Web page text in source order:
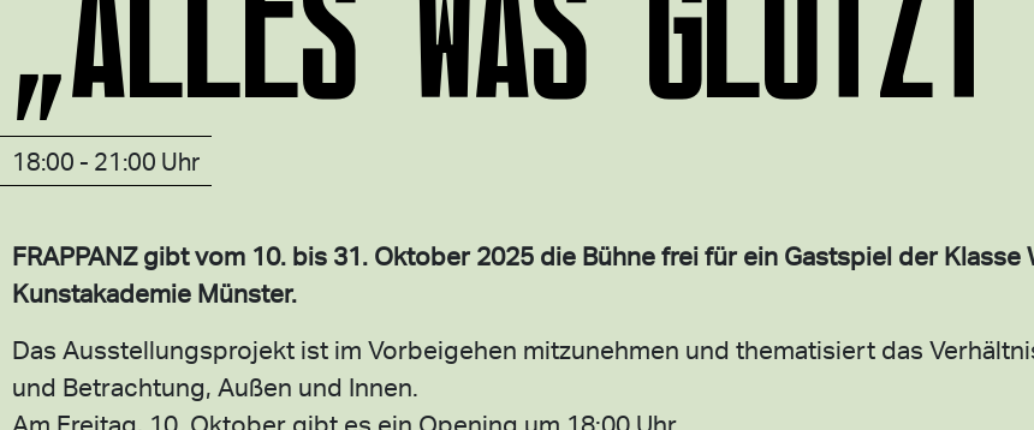
18:00 - 21:00 Uhr
FRAPPANZ gibt vom 10. bis 31. Oktober 2025 die Bühne frei für ein Gastspiel der Klasse
Kunstakademie Münster.
Das Ausstellungsprojekt ist im Vorbeigehen mitzunehmen und thematisiert das
und Betrachtung, Außen und Innen.
Am Freitag, 10. Oktober gibt es ein Opening um 18:00 Uhr.